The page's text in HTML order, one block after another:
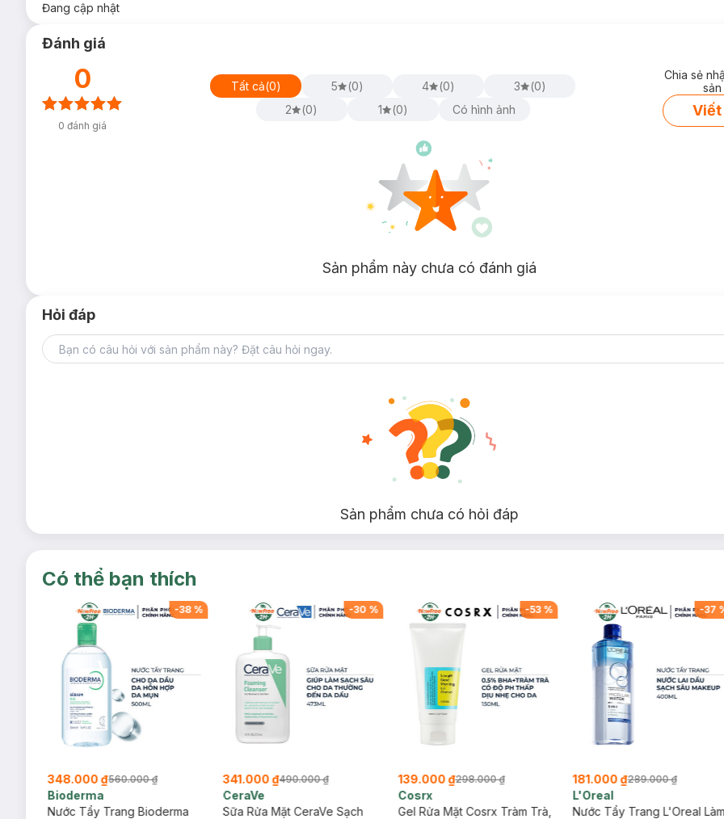
Đang cập nhật
Đánh giá
0
0 đánh giá
Tất cả(0) 5 (0) 4 (0) 3 (0)
2
(0) 1 (0) Có hình ảnh
Chia sẻ
Viết
Sản phẩm này chưa có đánh giá
Hỏi đáp
Sản phẩm chưa có hỏi đáp
Có thể bạn thích
-38%
348.000 ₫560.000 ₫
Bioderma
Nước Tẩy Trang Bioderma
-30 %
341.000 ₫490.000 ₫
CeraVe
Sữa Rửa Mặt CeraVe Sạch
-53%
139.000 ₫298.000 ₫
Cosrx
Gel Rửa Mặt Cosrx Tràm Trà,
-37
181.000 ₫289.000 ₫
L'Oreal
Nước Tẩy Trang L'Oreal